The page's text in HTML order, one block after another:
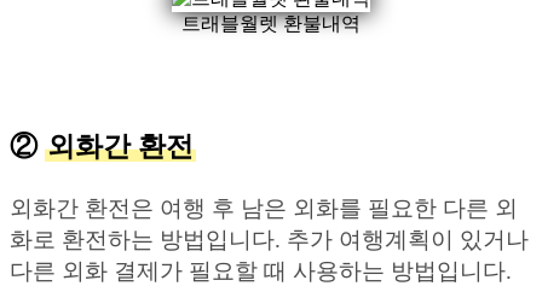
트래블월렛 환불내역
② 외화간 환전
외화간 환전은 여행 후 남은 외화를 필요한 다른 외
화로 환전하는 방법입니다. 추가 여행계획이 있거나
다른 외화 결제가 필요할 때 사용하는 방법입니다.